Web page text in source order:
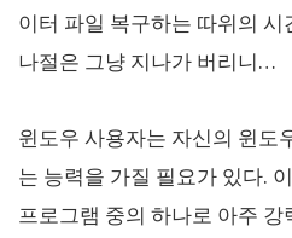
이터 파일 복구하는 따위의
나절은 그냥 지나가 버리니…
윈도우 사용자는 자신의 윈도
는 능력을 가질 필요가 있다.
프로그램 중의 하나로 아주